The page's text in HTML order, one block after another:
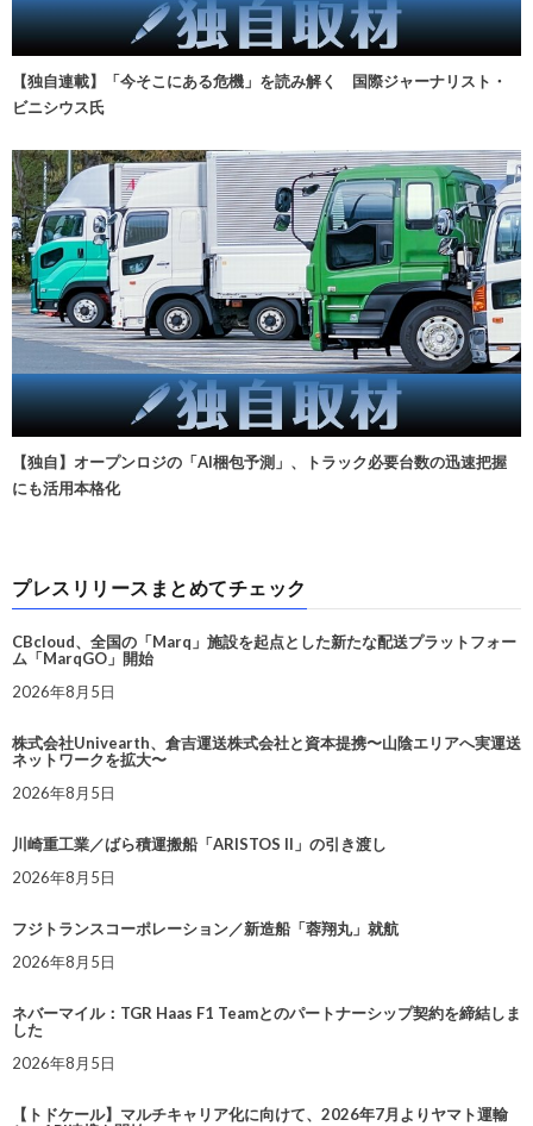
【独自連載】「今そこにある危機」を読み解く 国際ジャーナリスト・
ビニシウス氏
【独自】オープンロジの「AI梱包予測」、トラック必要台数の迅速把握
にも活用本格化
プレスリリースまとめてチェック
CBcloud、全国の「Marq」施設を起点とした新たな配送プラットフォー
ム「MarqGO」開始
2026年8月5日
株式会社Univearth、倉吉運送株式会社と資本提携〜山陰エリアへ実運送
ネットワークを拡大〜
2026年8月5日
川崎重工業／ばら積運搬船「ARISTOS II」の引き渡し
2026年8月5日
フジトランスコーポレーション／新造船「蓉翔丸」就航
2026年8月5日
ネバーマイル：TGR Haas F1 Teamとのパートナーシップ契約を締結しま
した
2026年8月5日
【トドケール】マルチキャリア化に向けて、2026年7月よりヤマト運輸